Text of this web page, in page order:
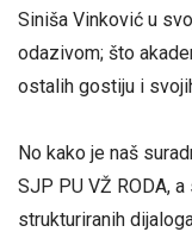
Siniša Vinković u
odazivom; što
ostalih gostiju i
No kako je naš
SJP PU VŽ RODA,
strukturiranih